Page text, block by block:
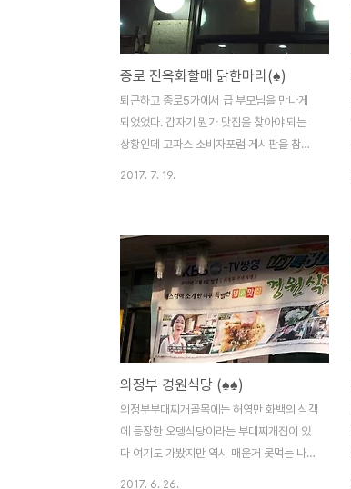
종로 진옥화할매 닭한마리(♠)
퇴근하고 종로5가에서 급 부모님을 만나게
되었었다. 갑자기 뭔가 맛집을 찾아야 되는
상황인데 고파스 소비자포럼 게시판을 참고
있었다. 메뉴는 그냥 닭한마리를 깔고가면서
들어가야되는 토핑(?)만 고르면 된다. 닭이
익는동안 옆에 있는 다데기과 식초, 간장을
적절히 섞어서 찍어먹을 양념을 만들면 되는
데.. 분량조절 실패로 맵다가 짜다가 시다
가.... 그래도 나중에 양이 아주 많아지니 먹을
만 했다. 워낙 닭한마리 집들이 많아서 흔해
지기까지 했는데, 여긴 국물이 담백한게 다른
곳보다 훨씬 나았다. 다만, 칼국수는 딱 한번
만 주문할 수 있는데..
2017. 7. 19.
의정부 경원식당 (♠♠)
의정부부대찌개골목에는 허영만 화백의 식객
에 등장한 오뎅식당이라는 부대찌개집이 있
다 여기도 가봤지만 역시 매운거 못먹는 나에
2017. 6. 26.